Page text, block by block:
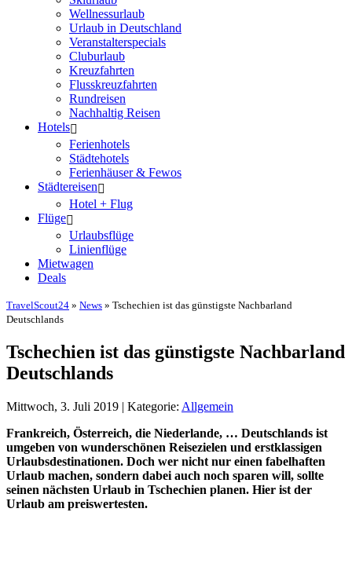
Wellnessurlaub
Urlaub in Deutschland
Veranstalterspecials
Cluburlaub
Kreuzfahrten
Flusskreuzfahrten
Rundreisen
Nachhaltig Reisen
Hotels
Ferienhotels
Städtehotels
Ferienhäuser & Fewos
Städtereisen
Hotel + Flug
Flüge
Urlaubsflüge
Linienflüge
Mietwagen
Deals
TravelScout24 » News » Tschechien ist das günstigste Nachbarland
Deutschlands
Tschechien ist das günstigste Nachbarland
Deutschlands
Mittwoch, 3. Juli 2019 | Kategorie: Allgemein
Frankreich, Österreich, die Niederlande, … Deutschlands ist
umgeben von wunderschönen Reisezielen und erstklassigen
Urlaubsdestinationen. Doch wer nicht nur einen fabelhaften
Urlaub machen, sondern dabei auch noch sparen will, sollte
seinen nächsten Urlaub in Tschechien planen. Hier ist der
Urlaub am preiswertesten.